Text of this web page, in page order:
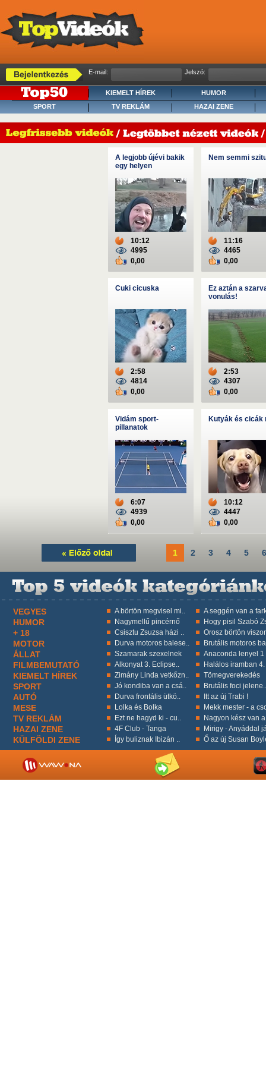
E-mail: Jelszó:
KIEMELT HÍREK
HUMOR
SPORT
TV REKLÁM HAZAI ZENE
A legjobb újévi bakik
egy helyen
10:12
4995
0,00
Nem semmi
11:16
4465
0,00
Cuki cicuska
2:58
4814
0,00
Ez aztán a
vonulás!
2:53
4307
0,00
Vidám sport-
pillanatok
6:07
4939
0,00
Kutyák és cicák
10:12
4447
0,00
1 2 3 4 5 6
VEGYES A börtön megvisel mi.. A seggén van a
HUMOR Nagymellű pincérnő Hogy pisil Szabó
+ 18 Csisztu Zsuzsa házi .. Orosz börtön
MOTOR Durva motoros balese.. Brutális motoros
ÁLLAT Szamarak szexelnek Anaconda lenyel 1
FILMBEMUTATÓ Alkonyat 3. Eclipse.. Halálos iramban 4.
KIEMELT HÍREK Zimány Linda vetkőzn.. Tömegverekedés
SPORT Jó kondiba van a csá.. Brutális foci jelene..
AUTÓ Durva frontális ütkö.. Itt az új Trabi !
MESE Lolka és Bolka Mekk mester - a
TV REKLÁM Ezt ne hagyd ki - cu.. Nagyon kész van
HAZAI ZENE 4F Club - Tanga Mirigy - Anyáddal
KÜLFÖLDI ZENE Így buliznak Ibizán .. Ő az új Susan